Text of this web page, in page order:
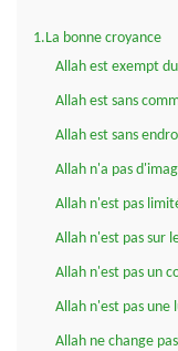
1.La bonne croyance
Allah est exempt
Allah est sans
Allah est sans
Allah n'a pas
Allah n'est pas
Allah n'est pas sur
Allah n'est pas un
Allah n'est pas une
Allah ne change pas